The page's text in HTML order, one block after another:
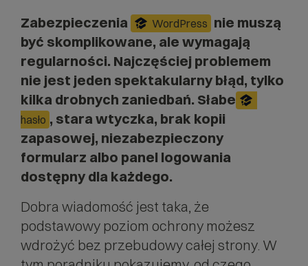
Zabezpieczenia WordPress nie muszą
być skomplikowane, ale wymagają
regularności. Najczęściej problemem
nie jest jeden spektakularny błąd, tylko
kilka drobnych zaniedbań. Słabe
hasło , stara wtyczka, brak kopii
zapasowej, niezabezpieczony
formularz albo panel logowania
dostępny dla każdego.
Dobra wiadomość jest taka, że
podstawowy poziom ochrony możesz
wdrożyć bez przebudowy całej strony. W